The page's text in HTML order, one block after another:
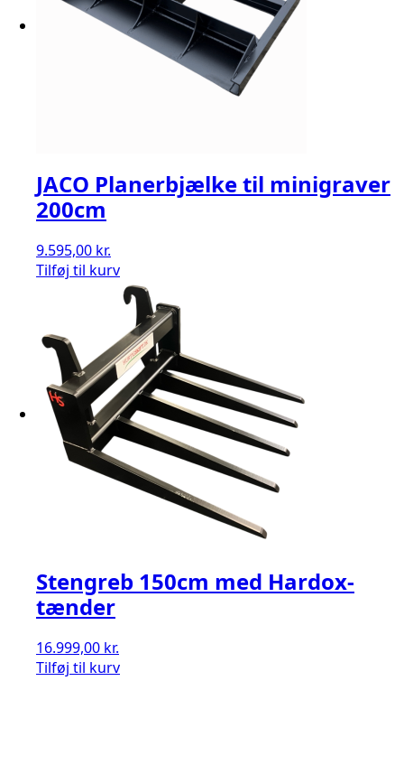
JACO Planerbjælke til minigraver
200cm
9.595,00 kr.
Tilføj til kurv
Stengreb 150cm med Hardox-
tænder
16.999,00 kr.
Tilføj til kurv